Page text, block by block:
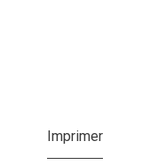
Imprimer